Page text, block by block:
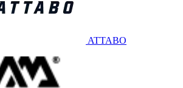
ATTABO